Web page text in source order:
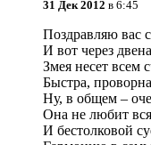
31 Дек 2012 в 6:45
Поздравляю вас
И вот через
Змея несет всем
Быстра,
Ну, в общем –
Она не любит
И бестолковой